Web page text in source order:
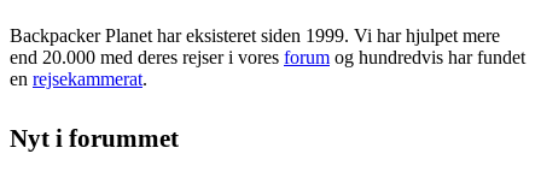
Backpacker Planet har eksisteret siden 1999. Vi har hjulpet mere
end 20.000 med deres rejser i vores forum og hundredvis har fundet
en rejsekammerat.
Nyt i forummet